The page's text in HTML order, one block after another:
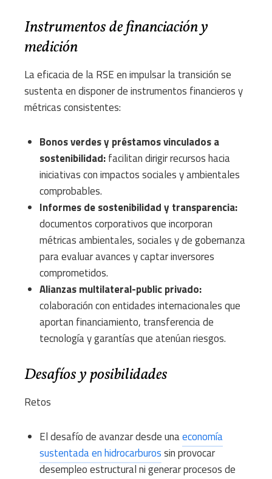
Instrumentos de financiación y
medición
La eficacia de la RSE en impulsar la transición se
sustenta en disponer de instrumentos financieros y
métricas consistentes:
Bonos verdes y préstamos vinculados a
sostenibilidad:facilitan dirigir recursos hacia
iniciativas con impactos sociales y ambientales
comprobables.
Informes de sostenibilidad y transparencia:
documentos corporativos que incorporan
métricas ambientales, sociales y de gobernanza
para evaluar avances y captar inversores
comprometidos.
Alianzas multilateral-public privado:
colaboración con entidades internacionales que
aportan financiamiento, transferencia de
tecnología y garantías que atenúan riesgos.
Desafíos y posibilidades
Retos
El desafío de avanzar desde unaeconomía
sustentada en hidrocarburossin provocar
desempleo estructural ni generar procesos de